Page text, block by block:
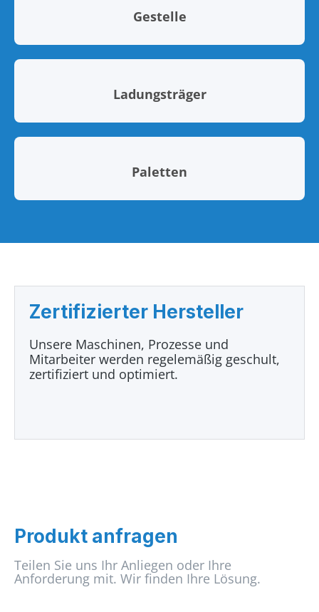
Gestelle
Ladungsträger
Paletten
Zertifizierter Hersteller
Unsere Maschinen, Prozesse und
Mitarbeiter werden regelemäßig geschult,
zertifiziert und optimiert.
Produkt anfragen
Teilen Sie uns Ihr Anliegen oder Ihre
Anforderung mit. Wir finden Ihre Lösung.